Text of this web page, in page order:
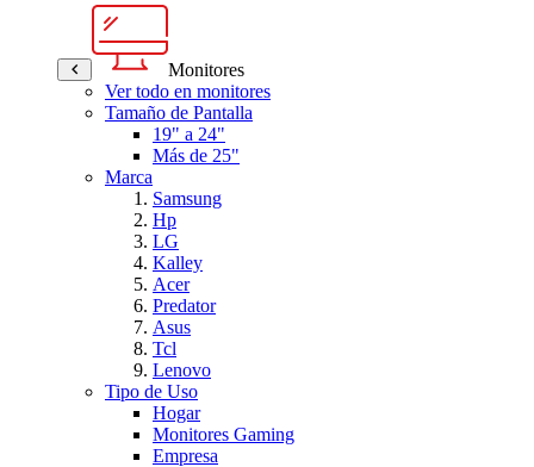
Monitores
Ver todo en monitores
Tamaño de Pantalla
19" a 24"
Más de 25"
Marca
Samsung
Hp
LG
Kalley
Acer
Predator
Asus
Tcl
Lenovo
Tipo de Uso
Hogar
Monitores Gaming
Empresa